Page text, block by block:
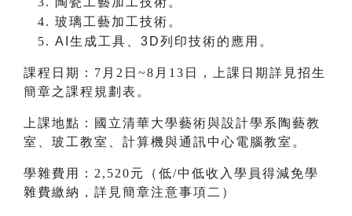
玻璃工藝加工技術。
AI 生成工具、3D列印技術的應用。
課程日期：7月2日~8月13日，上課日期詳見招生
簡章之課程規劃表。
上課地點：國立清華大學藝術與設計學系陶藝教
室、玻工教室、計算機與通訊中心電腦教室。
學雜費用：2,520元（低/中低收入學員得減免學
雜費繳納，詳見簡章注意事項二）